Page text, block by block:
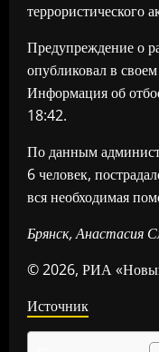
террористического
Предупреждение о
опубликовал в
Информация об
18:42.
По данным
6 человек,
вся необходимая
Брянск, Анастасия
© 2026, РИА
Источник